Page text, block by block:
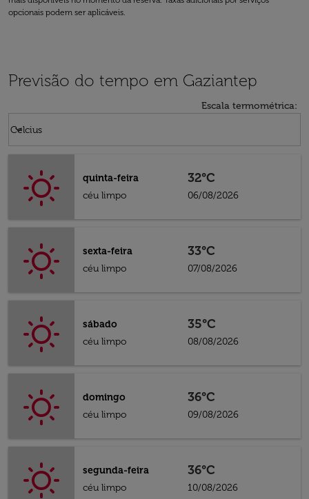
opcionais podem ser aplicáveis.
Previsão do tempo em Gaziantep
Escala termométrica:
Celcius
keyboard_arrow_down
quinta-feira
céu limpo
32°C
06/08/2026
sexta-feira
céu limpo
33°C
07/08/2026
sábado
céu limpo
35°C
08/08/2026
domingo
céu limpo
36°C
09/08/2026
segunda-feira
céu limpo
36°C
10/08/2026